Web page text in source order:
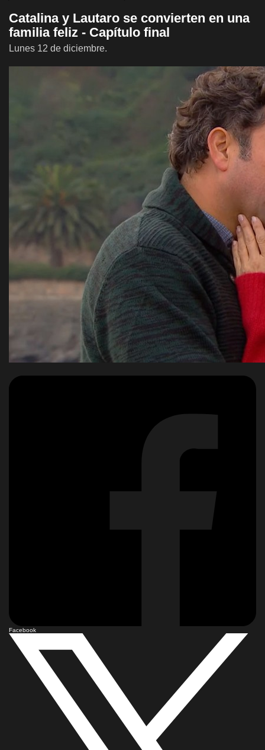
Catalina y Lautaro se convierten en una
familia feliz - Capítulo final
Lunes 12 de diciembre.
Facebook